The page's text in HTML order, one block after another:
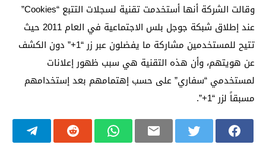
وقالت الشركة أنها أستخدمت تقنية لسجلات التتبع “Cookies”
عند إطلاق شبكة جوجل بلس الاجتماعية في العام 2011 حيث
تتيح للمستخدمين مشاركة ما يفضلون عبر زر “1+” دون الكشف
عن هويتهم، وأن هذه التقنية هي سبب ظهور إعلانات
لمستخدمي “سفاري” على حسب إهتمامهم بعد إستخدامهم
مسبقاً لزر “1+”.